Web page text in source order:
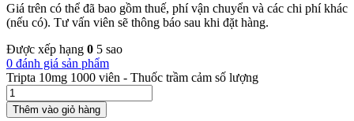
Giá trên có thể đã bao gồm thuế, phí vận chuyển và các chi phí khác
(nếu có). Tư vấn viên sẽ thông báo sau khi đặt hàng.
Được xếp hạng 0 5 sao
0 đánh giá sản phẩm
Tripta 10mg 1000 viên - Thuốc trầm cảm số lượng
Thêm vào giỏ hàng